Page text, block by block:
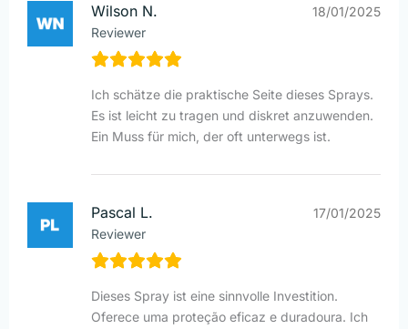
Wilson N.
Reviewer
18/01/2025
Ich schätze die praktische Seite dieses Sprays.
Es ist leicht zu tragen und diskret anzuwenden.
Ein Muss für mich, der oft unterwegs ist.
Pascal L.
Reviewer
17/01/2025
Dieses Spray ist eine sinnvolle Investition.
Oferece uma proteção eficaz e duradoura. Ich